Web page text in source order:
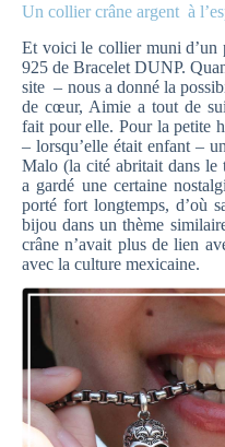
Un collier crâne argent à
Et voici le collier muni d’un
925 de Bracelet DUNP.
site – nous a donné la
de cœur, Aimie a tout de
fait pour elle. Pour la petite
– lorsqu’elle était enfant –
Malo (la cité abritait dans le
a gardé une certaine
porté fort longtemps, d’où
bijou dans un thème
crâne n’avait plus de lien
avec la culture mexicaine.